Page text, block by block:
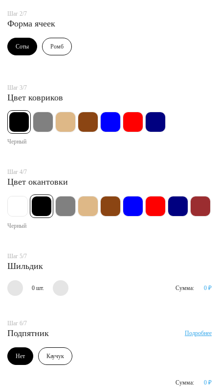
Шаг 2/7
Форма ячеек
Соты Ромб
Шаг 3/7
Цвет ковриков
Черный
Шаг 4/7
Цвет окантовки
Черный
Шаг 5/7
Шильдик
0 шт. Сумма: 0 ₽
Шаг 6/7
Подпятник Подробнее
Нет Каучук
Сумма: 0 ₽